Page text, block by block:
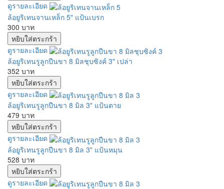
ดูรายละเอียด
ล้อยูริเทนจานเหล็ก 5" แป้นเบรก
300 บาท
ดูรายละเอียด
ล้อยูริเทนรูลูกปืนขา 8 มิลชุบซิงค์ 3" เปล่า
352 บาท
ดูรายละเอียด
ล้อยูริเทนรูลูกปืนขา 8 มิล 3" แป้นตาย
479 บาท
ดูรายละเอียด
ล้อยูริเทนรูลูกปืนขา 8 มิล 3" แป้นหมุน
528 บาท
ดูรายละเอียด